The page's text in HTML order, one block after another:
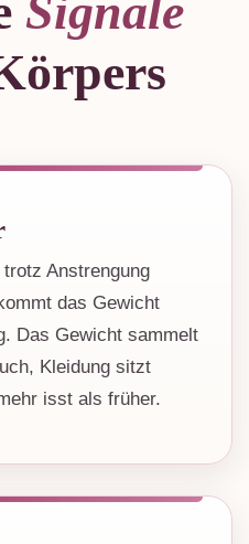
Signale
Anstrengung
das Gewicht
Das Gewicht sammelt
Kleidung sitzt
isst als früher.